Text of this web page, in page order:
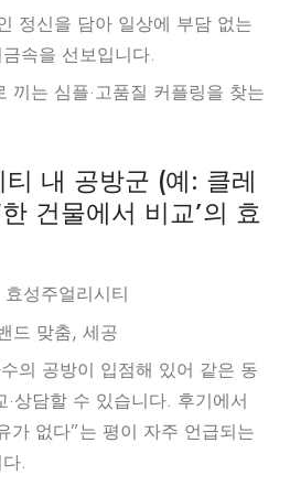
정신을 담아 일상에 부담 없는
속을 선보입니다.
끼는 심플·고품질 커플링을 찾는
내 공방군 (예: 클레
건물에서 비교’의 효
성주얼리시티
드 맞춤, 세공
의 공방이 입점해 있어 같은 동
상담할 수 있습니다. 후기에서
가 없다”는 평이 자주 언급되는
.